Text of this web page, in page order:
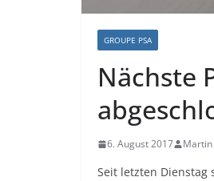
GROUPE PSA
Nächste
6. August 2017 Martin
Seit letzten Dienstag